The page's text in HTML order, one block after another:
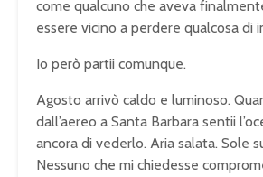
come qualcuno che aveva
essere vicino a perdere qualcosa di
Io però partii comunque.
Agosto arrivò caldo e luminoso.
dall’aereo a Santa Barbara sentii
ancora di vederlo. Aria salata. Sole
Nessuno che mi chiedesse